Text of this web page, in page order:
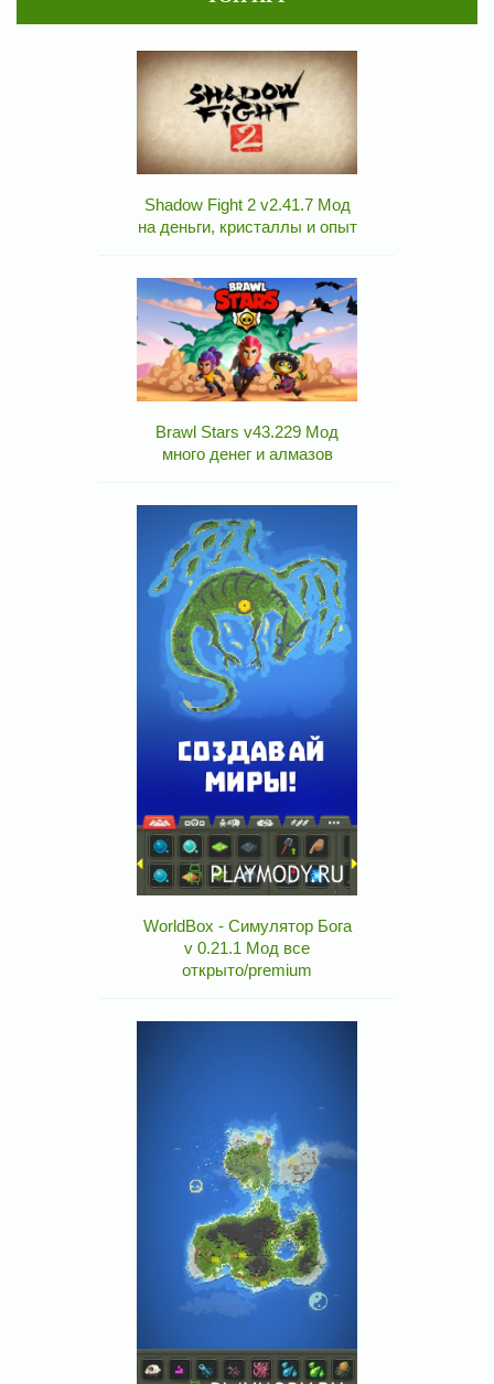
Shadow Fight 2 v2.41.7 Мод
на деньги, кристаллы и опыт
Brawl Stars v43.229 Мод
много денег и алмазов
WorldBox - Симулятор Бога
v 0.21.1 Мод все
открыто/premium